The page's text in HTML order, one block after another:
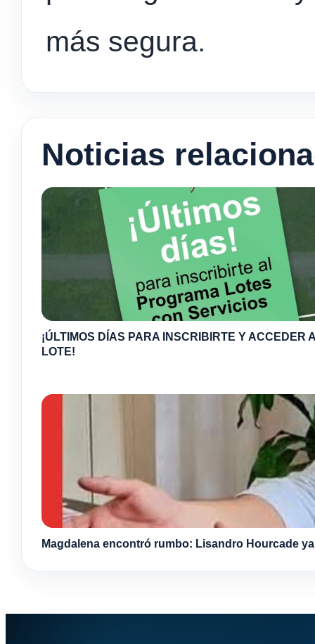
más segura.
Noticias
¡ÚLTIMOS DÍAS PARA INSCRIBIRTE Y ACCEDER
LOTE!
Magdalena encontró rumbo: Lisandro Hourcade